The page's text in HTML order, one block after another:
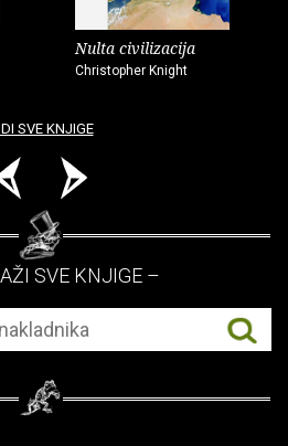
Nulta civilizacija
Christopher Knight
SVE KNJIGE
SVE KNJIGE –